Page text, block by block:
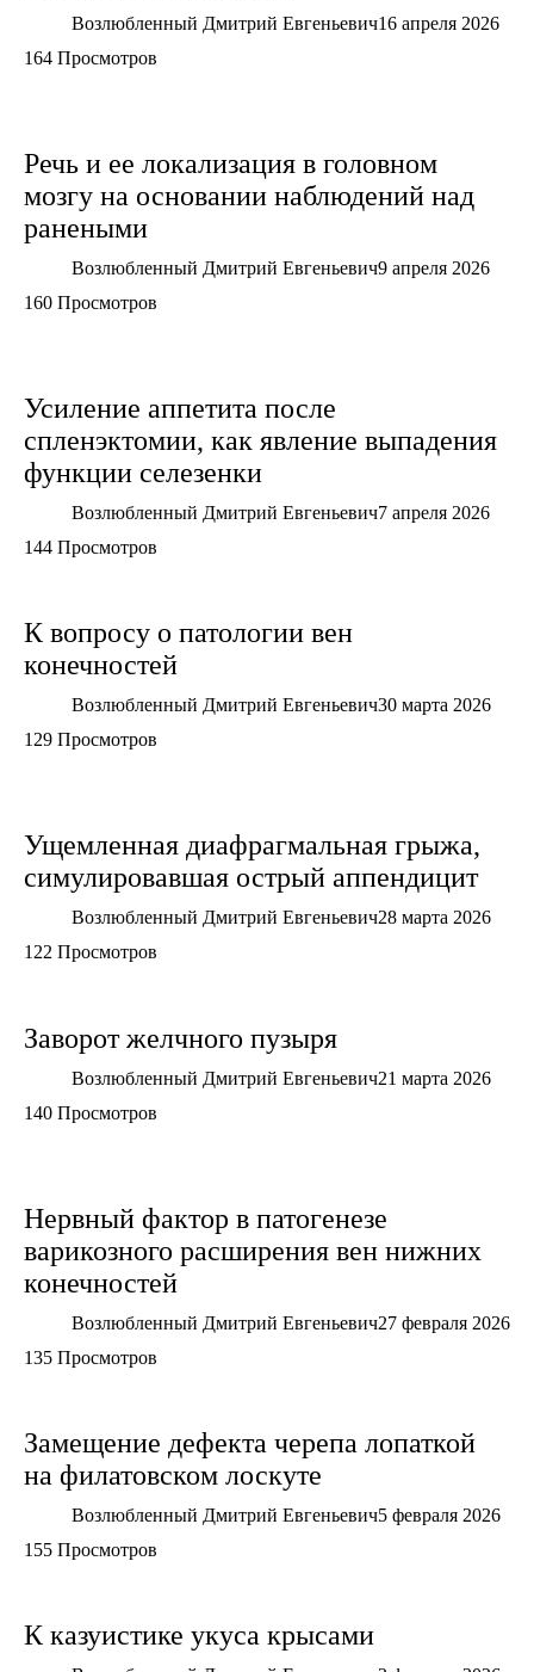
Возлюбленный Дмитрий Евгеньевич16 апреля 2026
164 Просмотров
Речь и ее локализация в головном
мозгу на основании наблюдений над
ранеными
Возлюбленный Дмитрий Евгеньевич9 апреля 2026
160 Просмотров
Усиление аппетита после
спленэктомии, как явление выпадения
функции селезенки
Возлюбленный Дмитрий Евгеньевич7 апреля 2026
144 Просмотров
К вопросу о патологии вен
конечностей
Возлюбленный Дмитрий Евгеньевич30 марта 2026
129 Просмотров
Ущемленная диафрагмальная грыжа,
симулировавшая острый аппендицит
Возлюбленный Дмитрий Евгеньевич28 марта 2026
122 Просмотров
Заворот желчного пузыря
Возлюбленный Дмитрий Евгеньевич21 марта 2026
140 Просмотров
Нервный фактор в патогенезе
варикозного расширения вен нижних
конечностей
Возлюбленный Дмитрий Евгеньевич27 февраля 2026
135 Просмотров
Замещение дефекта черепа лопаткой
на филатовском лоскуте
Возлюбленный Дмитрий Евгеньевич5 февраля 2026
155 Просмотров
К казуистике укуса крысами